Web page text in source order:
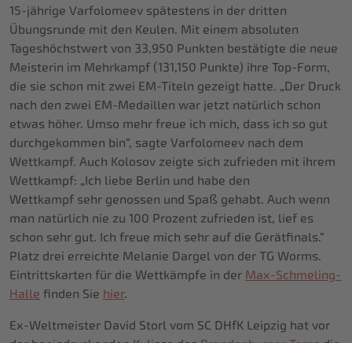
15-jährige Varfolomeev spätestens in der dritten
Übungsrunde mit den Keulen. Mit einem absoluten
Tageshöchstwert von 33,950 Punkten bestätigte die neue
Meisterin im Mehrkampf (131,150 Punkte) ihre Top-Form,
die sie schon mit zwei EM-Titeln gezeigt hatte. „Der Druck
nach den zwei EM-Medaillen war jetzt natürlich schon
etwas höher. Umso mehr freue ich mich, dass ich so gut
durchgekommen bin“, sagte Varfolomeev nach dem
Wettkampf. Auch Kolosov zeigte sich zufrieden mit ihrem
Wettkampf: „Ich liebe Berlin und habe den
Wettkampf sehr genossen und Spaß gehabt. Auch wenn
man natürlich nie zu 100 Prozent zufrieden ist, lief es
schon sehr gut. Ich freue mich sehr auf die Gerätfinals.“
Platz drei erreichte Melanie Dargel von der TG Worms.
Eintrittskarten für die Wettkämpfe in der Max-Schmeling-
Halle finden Sie hier.
Ex-Weltmeister David Storl vom SC DHfK Leipzig hat vor